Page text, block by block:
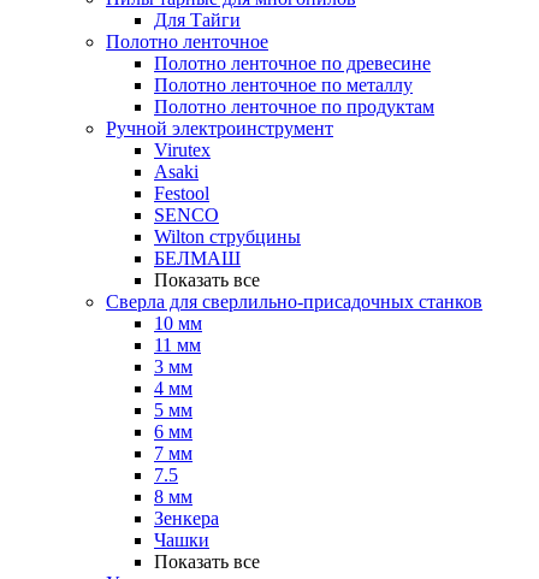
Для Тайги
Полотно ленточное
Полотно ленточное по древесине
Полотно ленточное по металлу
Полотно ленточное по продуктам
Ручной электроинструмент
Virutex
Asaki
Festool
SENCO
Wilton струбцины
БЕЛМАШ
Показать все
Сверла для сверлильно-присадочных станков
10 мм
11 мм
3 мм
4 мм
5 мм
6 мм
7 мм
7.5
8 мм
Зенкера
Чашки
Показать все